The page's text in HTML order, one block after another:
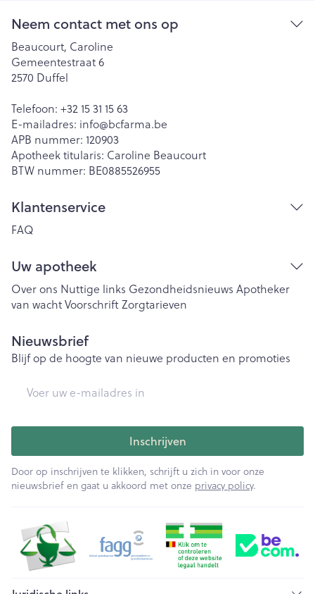
Neem contact met ons op
Beaucourt, Caroline
Gemeentestraat 6
2570 Duffel
Telefoon: +32 15 31 15 63
E-mailadres: info@bcfarma.be
APB nummer: 120903
Apotheek titularis: Caroline Beaucourt
BTW nummer: BE0885526955
Klantenservice
FAQ
Uw apotheek
Over ons Nuttige links Gezondheidsnieuws Apotheker
van wachtVoorschriftZorgtarieven
Nieuwsbrief
Blijf op de hoogte van nieuwe producten en promoties
Inschrijven
Door op inschrijven te klikken, schrijft u zich in voor onze
nieuwsbrief en gaat u akkoord met onze privacy policy.